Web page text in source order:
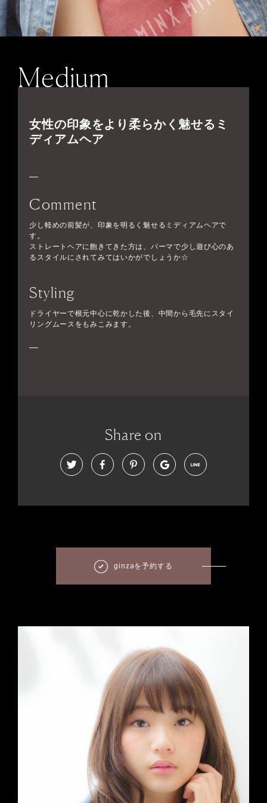
Medium
女性の印象をより柔らかく魅せるミ
ディアムヘア
Comment
少し軽めの前髪が、印象を明るく魅せるミディアムヘアで
す。
ストレートヘアに飽きてきた方は、パーマで少し遊び心のあ
るスタイルにされてみてはいかがでしょうか☆
Styling
ドライヤーで根元中心に乾かした後、中間から毛先にスタイ
リングムースをもみこみます。
Share on
ginzaを予約する